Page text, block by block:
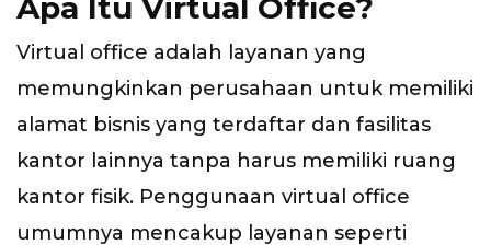
Apa Itu Virtual Office?
Virtual office adalah layanan yang
memungkinkan perusahaan untuk memiliki
alamat bisnis yang terdaftar dan fasilitas
kantor lainnya tanpa harus memiliki ruang
kantor fisik. Penggunaan virtual office
umumnya mencakup layanan seperti